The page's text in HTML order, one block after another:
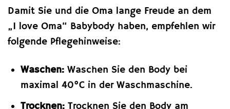
Damit Sie und die Oma lange Freude an dem
„I love Oma“ Babybody haben, empfehlen wir
folgende Pflegehinweise:
Waschen:Waschen Sie den Body bei
maximal 40°C in der Waschmaschine.